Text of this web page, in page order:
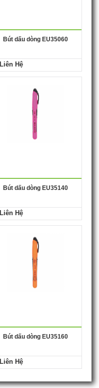
Bút dấu dòng EU35060
Liên Hệ
Bút dấu dòng EU35140
Liên Hệ
Bút dấu dòng EU35160
Liên Hệ